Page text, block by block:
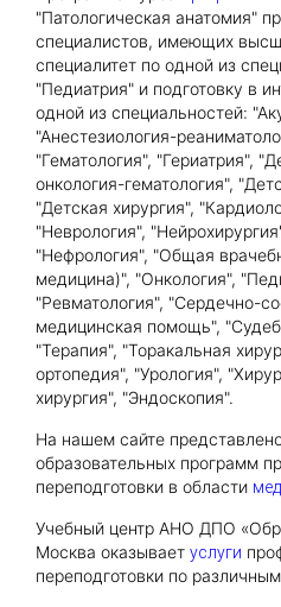
"Патологическая анатомия"
специалистов, имеющих
специалитет по одной из
"Педиатрия" и подготовку в
одной из специальностей:
"Анестезиология-
"Гематология", "Гериатрия",
онкология-гематология",
"Детская хирургия",
"Неврология",
"Нефрология", "Общая
медицина)", "Онкология",
"Ревматология", "Сердечно-
медицинская помощь",
"Терапия", "Торакальная
ортопедия", "Урология",
хирургия", "Эндоскопия".
На нашем сайте
образовательных программ
переподготовки в области
Учебный центр АНО ДПО
Москва оказывает услуги
переподготовки по
Получить
Даю согласие на
данныхиe-mail
Приложите
Получить
Даю согласие на
данныхиe-mail